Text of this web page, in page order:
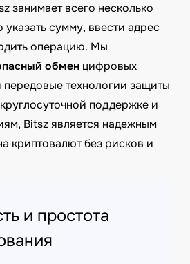
занимает всего несколько
указать сумму, ввести адрес
операцию. Мы
обмен цифровых
передовые технологии защиты
поддержке и
Bitsz является надежным
криптовалют без рисков и
и простота